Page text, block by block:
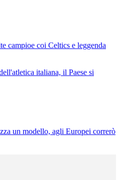
campioe coi Celtics e leggenda
italiana, il Paese si
un modello, agli Europei correrò